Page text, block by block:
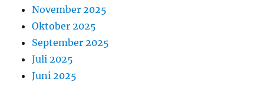
November 2025
Oktober 2025
September 2025
Juli 2025
Juni 2025